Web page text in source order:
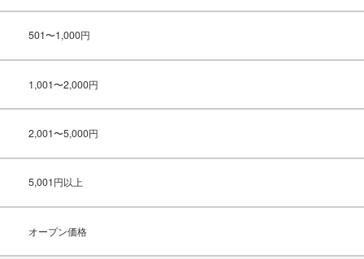
501〜1,000円
1,001〜2,000円
2,001〜5,000円
5,001円以上
オープン価格